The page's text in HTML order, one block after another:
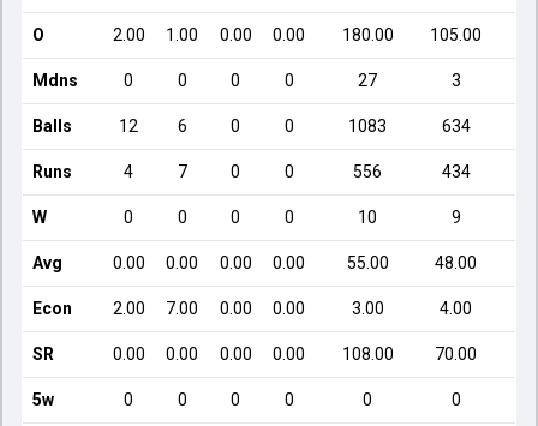
O 2.00 1.00 0.00 0.00 180.00 105.00
Mdns 0 0 0 0 27 3
Balls 12 6 0 0 1083 634
Runs 4 7 0 0 556 434
W 0 0 0 0 10 9
Avg 0.00 0.00 0.00 0.00 55.00 48.00
Econ 2.00 7.00 0.00 0.00 3.00 4.00
SR 0.00 0.00 0.00 0.00 108.00 70.00
5w 0 0 0 0 0 0